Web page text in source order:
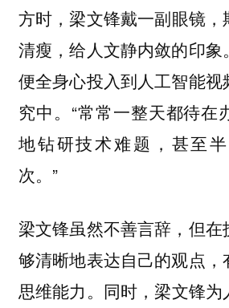
方时， 梁文锋戴一副眼镜
清瘦，给人文静内敛的印象。
便全身心投入到人工智能视
究中。“常常一整天都待在
地钻研技术难题，甚至
次。”
梁文锋虽然不善言辞，但
够清晰地表达自己的观点
思维能力。 同时，梁文锋为